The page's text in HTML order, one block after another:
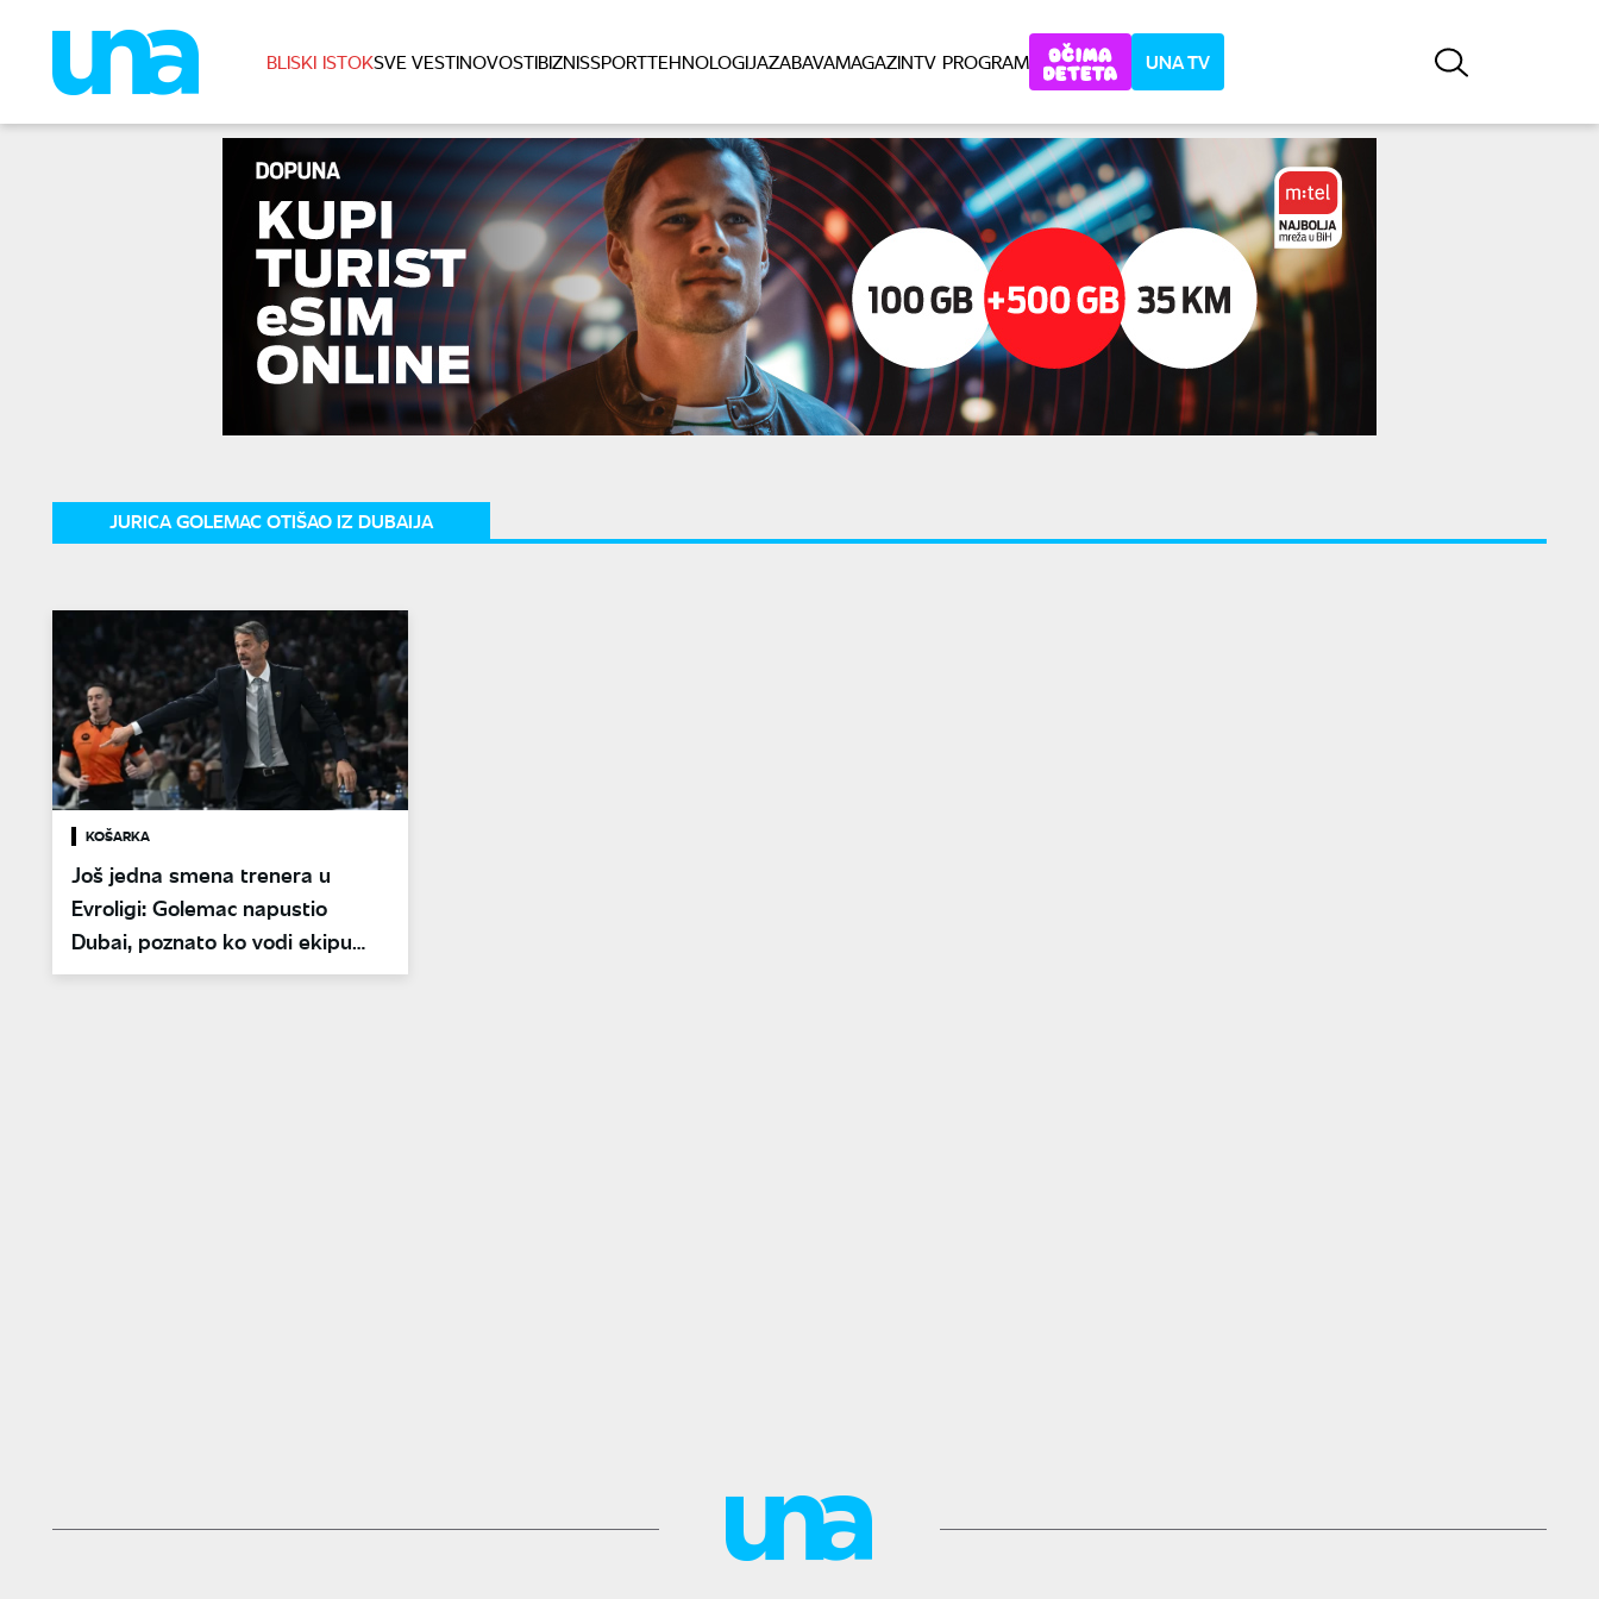
BLISKI ISTOKSVE VESTINOVOSTIBIZNISSPORTTEHNOLOGIJAZABAVAMAGAZINTV PROGRAM UNA TV
JURICA GOLEMAC OTIŠAO IZ DUBAIJA
KOŠARKA
Još jedna smena trenera u
Evroligi: Golemac napustio
Dubai, poznato ko vodi ekipu
protiv Budućnosti